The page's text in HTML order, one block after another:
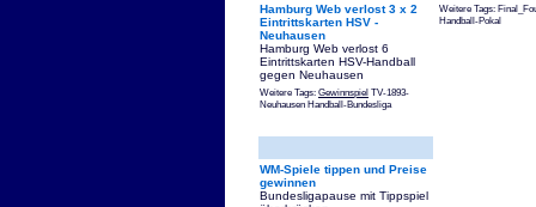
Hamburg Web verlost 3 x 2
Eintrittskarten HSV -
Neuhausen
Hamburg Web verlost 6
Eintrittskarten HSV-Handball
gegen Neuhausen
Weitere Tags: Gewinnspiel TV-1893-
Neuhausen Handball-Bundesliga
Weitere Tags:
Handball-Pokal
WM-Spiele tippen und Preise
gewinnen
Bundesligapause mit Tippspiel